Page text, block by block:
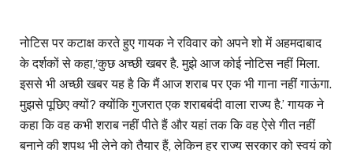
नोटिस पर कटाक्ष करते हुए गायक ने रविवार को अपने शो में अहमदाबाद
के दर्शकों से कहा,‘कुछ अच्छी खबर है. मुझे आज कोई नोटिस नहीं मिला.
इससे भी अच्छी खबर यह है कि मैं आज शराब पर एक भी गाना नहीं गाऊंगा.
मुझसे पूछिए क्यों? क्योंकि गुजरात एक शराबबंदी वाला राज्य है.’ गायक ने
कहा कि वह कभी शराब नहीं पीते हैं और यहां तक कि वह ऐसे गीत नहीं
बनाने की शपथ भी लेने को तैयार हैं, लेकिन हर राज्य सरकार को स्वयं को